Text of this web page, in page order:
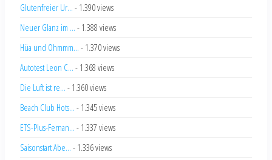
Glutenfreier Ur... - 1.390 views
Neuer Glanz im ... - 1.388 views
Hüa und Ohmmm... - 1.370 views
Autotest Leon C... - 1.368 views
Die Luft ist re... - 1.360 views
Beach Club Hots... - 1.345 views
ETS-Plus-Fernan... - 1.337 views
Saisonstart Abe... - 1.336 views